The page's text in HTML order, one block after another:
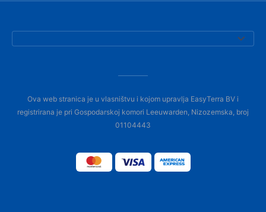
Ova web stranica je u vlasništvu i kojom upravlja EasyTerra BV i
registrirana je pri Gospodarskoj komori Leeuwarden, Nizozemska, broj
01104443